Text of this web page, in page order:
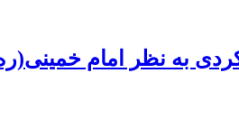
به نظر امام